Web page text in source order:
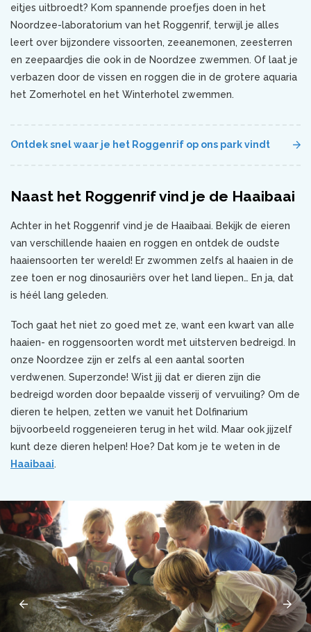
eitjes uitbroedt? Kom spannende proefjes doen in het
Noordzee-laboratorium van het Roggenrif, terwijl je alles
leert over bijzondere vissoorten, zeeanemonen, zeesterren
en zeepaardjes die ook in de Noordzee zwemmen. Of laat je
verbazen door de vissen en roggen die in de grotere aquaria
het Zomerhotel en het Winterhotel zwemmen.
Ontdek snel waar je het Roggenrif op ons park vindt
Naast het Roggenrif vind je de Haaibaai
Achter in het Roggenrif vind je de Haaibaai. Bekijk de eieren
van verschillende haaien en roggen en ontdek de oudste
haaiensoorten ter wereld! Er zwommen zelfs al haaien in de
zee toen er nog dinosauriërs over het land liepen… En ja, dat
is héél lang geleden.
Toch gaat het niet zo goed met ze, want een kwart van alle
haaien- en roggensoorten wordt met uitsterven bedreigd. In
onze Noordzee zijn er zelfs al een aantal soorten
verdwenen. Superzonde! Wist jij dat er dieren zijn die
bedreigd worden door bepaalde visserij of vervuiling? Om de
dieren te helpen, zetten we vanuit het Dolfinarium
bijvoorbeeld roggeneieren terug in het wild. Maar ook jijzelf
kunt deze dieren helpen! Hoe? Dat kom je te weten in de
Haaibaai.